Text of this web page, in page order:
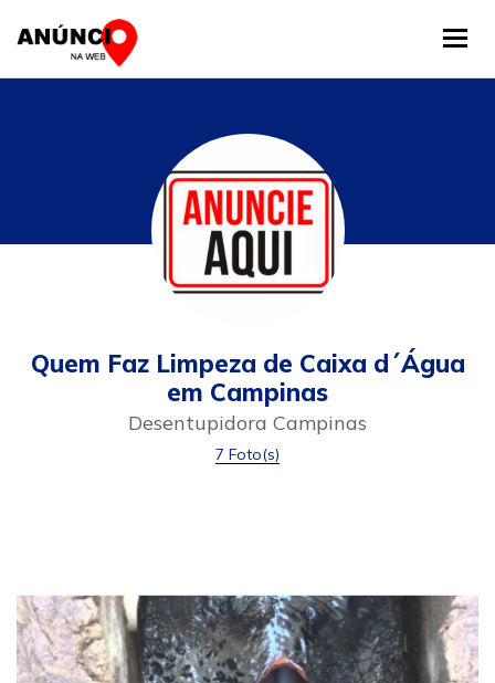
Quem Faz Limpeza de Caixa d´Água
em Campinas
Desentupidora Campinas
7 Foto(s)